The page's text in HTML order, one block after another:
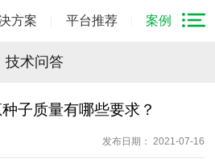
方案 平台推荐 案例
技术问答
子质量有哪些要求？
发布日期： 2021-07-16